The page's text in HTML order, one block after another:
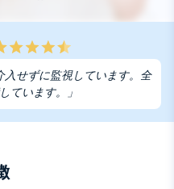
入せずに監視しています。全
ています。」